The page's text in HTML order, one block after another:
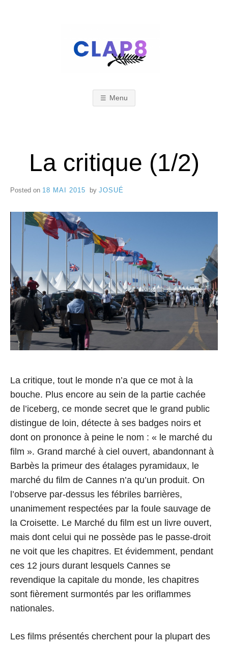
A
P
8
v
d
a
n
n
e
s
Menu
La critique (1/2)
Posted on 18 MAI 2015 by JOSUÉ
La critique, tout le monde n’a que ce mot à la
bouche. Plus encore au sein de la partie cachée
de l’iceberg, ce monde secret que le grand public
distingue de loin, détecte à ses badges noirs et
dont on prononce à peine le nom : « le marché du
film ». Grand marché à ciel ouvert, abandonnant à
Barbès la primeur des étalages pyramidaux, le
marché du film de Cannes n’a qu’un produit. On
l’observe par-dessus les fébriles barrières,
unanimement respectées par la foule sauvage de
la Croisette. Le Marché du film est un livre ouvert,
mais dont celui qui ne possède pas le passe-droit
ne voit que les chapitres. Et évidemment, pendant
ces 12 jours durant lesquels Cannes se
revendique la capitale du monde, les chapitres
sont fièrement surmontés par les oriflammes
nationales.
Les films présentés cherchent pour la plupart des